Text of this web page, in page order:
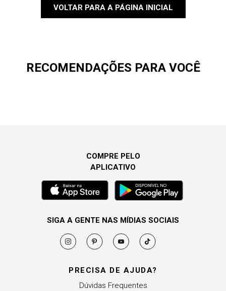
VOLTAR PARA A PÁGINA INICIAL
RECOMENDAÇÕES PARA VOCÊ
PRECISA DE AJUDA?
Dúvidas Frequentes
COMPRE PELO
APLICATIVO
SIGA A GENTE NAS MÍDIAS SOCIAIS